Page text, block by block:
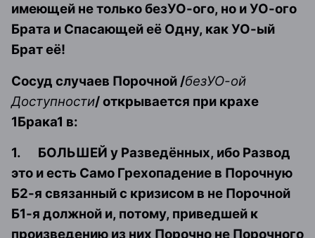
имеющей не только безУО-ого, но и УО-ого
Брата и Спасающей её Одну, как УО-ый
Брат её!
Сосуд случаев Порочной /безУО-ой
Доступности/ открывается при крахе
1Брака1 в:
1.
БОЛЬШЕЙ у Разведённых, ибо Развод
это и есть Само Грехопадение в Порочную
Б2-я связанный с кризисом в не Порочной
Б1-я должной и, потому, приведшей к
произведению из них Порочно не Порочного